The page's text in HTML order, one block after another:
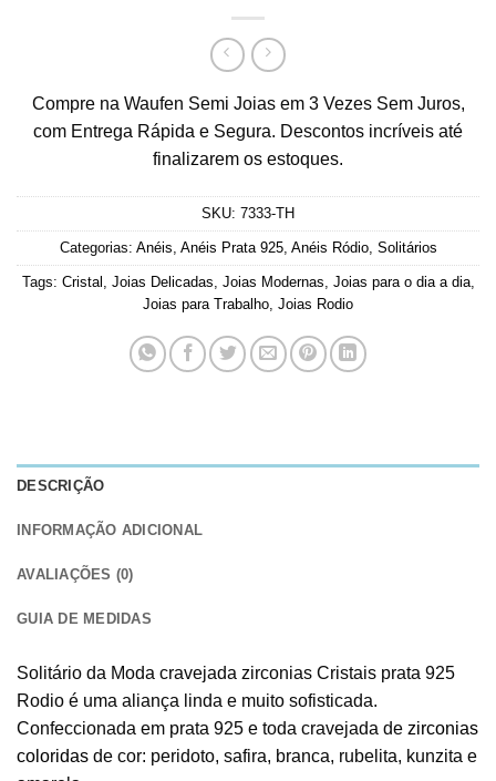
Compre na Waufen Semi Joias em 3 Vezes Sem Juros,
com Entrega Rápida e Segura. Descontos incríveis até
finalizarem os estoques.
SKU: 7333-TH
Categorias: Anéis, Anéis Prata 925, Anéis Ródio, Solitários
Tags: Cristal , Joias Delicadas, Joias Modernas, Joias para o dia a dia,
Joias para Trabalho, Joias Rodio
DESCRIÇÃO
INFORMAÇÃO ADICIONAL
AVALIAÇÕES (0)
GUIA DE MEDIDAS
Solitário da Moda cravejada zirconias Cristais prata 925
Rodio é uma aliança linda e muito sofisticada.
Confeccionada em prata 925 e toda cravejada de zirconias
coloridas de cor: peridoto, safira, branca, rubelita, kunzita e